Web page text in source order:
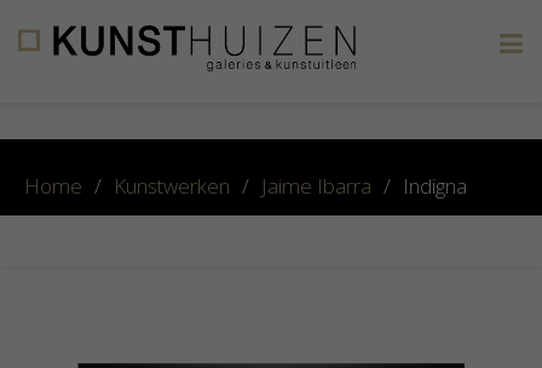
Home / Kunstwerken / Jaime Ibarra / Indigna